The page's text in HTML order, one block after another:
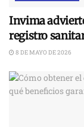
Invima
registro
8 DE MAYO DE 2026